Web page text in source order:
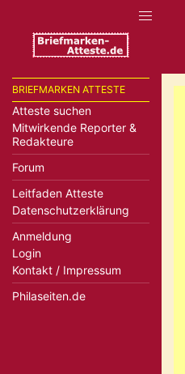
BRIEFMARKEN ATTESTE
Atteste suchen
Mitwirkende Reporter &
Redakteure
Forum
Leitfaden Atteste
Datenschutzerklärung
Anmeldung
Login
Kontakt / Impressum
Philaseiten.de